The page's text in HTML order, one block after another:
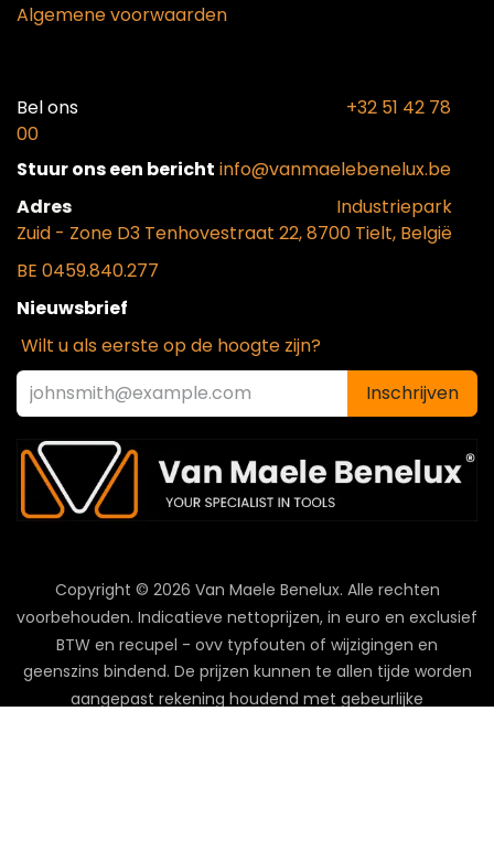
Algemene voorwaarden
Bel ons​
+32 51 42 78
00
Stuur ons een bericht info@vanmaelebenelux.be
Adr​es
​Industriepark
Zuid - Zone D3 Tenhovestraat 22, 8700 Tielt, België
BE 0459.840.277
Nieuwsbrief
Wilt u als eerste op de hoogte zijn?
Inschrijven
Copyright © 2026 Van Maele Benelux. Alle rechten
voorbehouden. Indicatieve nettoprijzen, in euro en exclusief
BTW en recupel - ovv typfouten of wijzigingen en
geenszins bindend. De prijzen kunnen te allen tijde worden
aangepast rekening houdend met gebeurlijke